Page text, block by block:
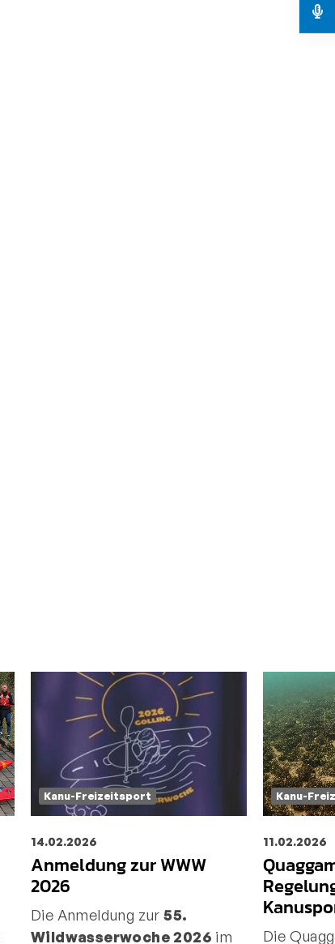
Kanu-Freizeitsport
14.02.2026
Anmeldung zur WWW
2026
Die Anmeldung zur55.
Wildwasserwoche 2026im
Kanu-
11.02.2026
Die